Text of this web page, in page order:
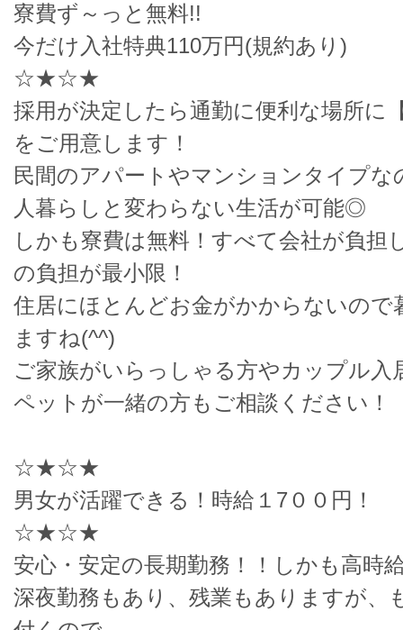
寮費ず～っと無料!!
今だけ入社特典110万円(規約あり)
☆★☆★
採用が決定したら通勤に便利な場所に
をご用意します！
民間のアパートやマンションタイプな
人暮らしと変わらない生活が可能◎
しかも寮費は無料！すべて会社が負担
の負担が最小限！
住居にほとんどお金がかからないので
ますね(^^)
ご家族がいらっしゃる方やカップル入
ペットが一緒の方もご相談ください！
☆★☆★
男女が活躍できる！時給１7００円！
☆★☆★
安心・安定の長期勤務！！しかも高時
深夜勤務もあり、残業もありますが、